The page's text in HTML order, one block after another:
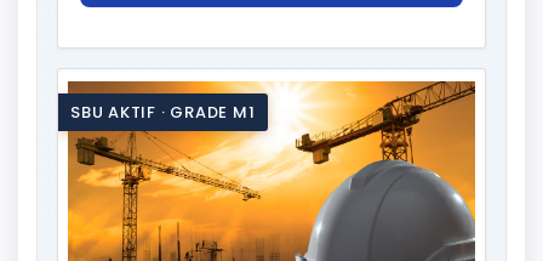
SBU AKTIF · GRADE M1